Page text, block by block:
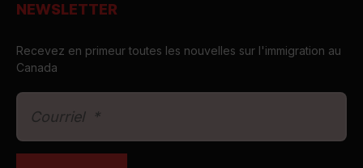
NEWSLETTER
Recevez en primeur toutes les nouvelles sur l'immigration au
Canada